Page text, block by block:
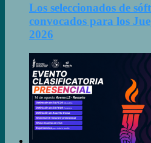
Los seleccionados de
convocados para los
2026